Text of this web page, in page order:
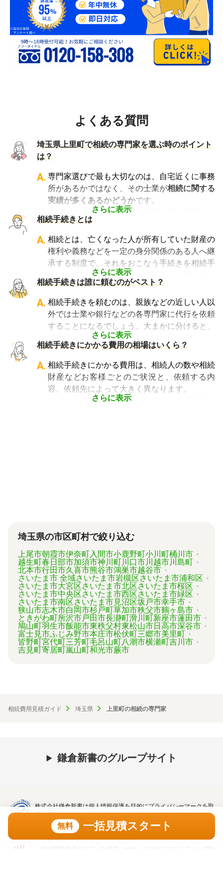
よくある質問
埼玉県上里町で相続の専門家を選ぶ時のポイント
は？
さらに表示
A. 専門家選びで最も大切なのは、自宅近くに事務
所があるかではなく、その士業が相続に関する
実績が多くあるかどうかです。
例えば行政書士といっても対応分野は幅広く、
法人設立や許認可申請など法人業務を中心に行
っている行政書士に相続手続きの相談をして
も、期待した結果は得られないでしょう。
また税理士であれば、相続は税理士試験の必修
科目でないことから資格試験を取る時に選択し
ていない人にとっては専門外となります。
よって、相続手続きを専門に行っている士業
や、相続手続きの実績が多数ある士業を選ぶこ
とが、スムーズで間違いのない相続手続きのた
めに非常に重要になります。
相続費用見積ガイドでは、相続手続きに強い経
が可能です。専門家選びでお困りの方は、まず
は 一括見積依頼からお問合せください。
相続手続きとは
さらに表示
A. 相続とは、亡くなった人が所有していた財産の
権利や義務などを一定の身分関係のある人へ継
承する制度で、それをおこなう手続きを相続手
続きといいます。具体的には預貯金や不動産、
借金なども含めた亡くなった人の財産を配偶者
や子どもなどの相続人に引き継ぐ手続きのこと
です。相続手続きが大変と言われるのは、その
複雑さや手続きの多さにあります。加えて役所
や銀行などに出向くことも多いことから時間も
手間もかかります。専門家に任せればそういっ
た煩わしさを大幅に減らすことができます。
相続手続きは誰に頼むのがベスト？
さらに表示
A. 相続手続きを頼むのは、親族などの近しい人以
外では士業や銀行などの各専門家に代行を依頼
することになるでしょう。大まかに分けると、
不動産に関する相続手続き全般は司法書士、戸
籍謄本の収集、預貯金口座・車などの名義変更
手続きを任せたい場合は行政書士、相続税申告
や節税対策の検討は税理士、相続人の間で争い
やトラブルになっている場合は弁護士というよ
うに状況別に頼むのがベストです。
相続手続きにかかる費用の相場はいくら？
さらに表示
A. 相続手続きにかかる費用は、相続人の数や相続
財産などお客様ごとのご状況と、依頼する内
容、依頼先によって大きく異なります。
例えば参考価格として、行政書士に戸籍収集を
ずは見積を取り寄せてみましょう。
埼玉県の市区町村で絞り込む
上尾市朝霞市伊奈町入間市小鹿野町小川町桶川市
越生町春日部市加須市神川町川口市川越市川島町
北本市行田市久喜市熊谷市鴻巣市越谷市
さいたま市 全域さいたま市岩槻区さいたま市浦和区
さいたま市大宮区さいたま市北区さいたま市桜区
さいたま市中央区さいたま市西区さいたま市緑区
さいたま市南区さいたま市見沼区坂戸市幸手市
狭山市志木市白岡市杉戸町草加市秩父市鶴ヶ島市
ときがわ町所沢市戸田市長瀞町滑川町新座市蓮田市
鳩山町羽生市飯能市東秩父村東松山市日高市深谷市
富士見市ふじみ野市本庄市松伏町三郷市美里町
皆野町宮代町三芳町毛呂山町八潮市横瀬町吉川市
吉見町寄居町嵐山町和光市蕨市
相続費用見積ガイド 埼玉県 上里町の相続の専門家
鎌倉新書のグループサイト
株式会社鎌倉新書は個人情報保護を目的にプライバシーマークを取
得しています。
無料 一括見積スタート